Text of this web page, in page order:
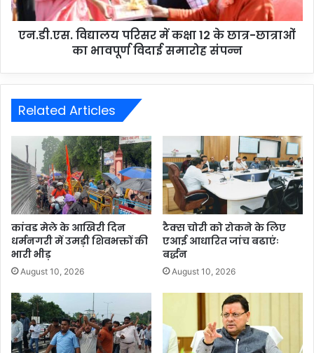
एन.डी.एस. विद्यालय परिसर में कक्षा 12 के छात्र-छात्राओं
का भावपूर्ण विदाई समारोह संपन्न
Related Articles
कांवड मेले के आखिरी दिन
धर्मनगरी में उमड़ी शिवभक्तों की
भारी भीड़
August 10, 2026
टैक्स चोरी को रोकने के लिए
एआई आधारित जांच बढाएंः
बर्द्धन
August 10, 2026